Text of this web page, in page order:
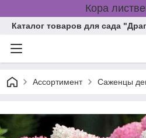
Кора
Каталог товаров для сада
Ассортимент Саженцы